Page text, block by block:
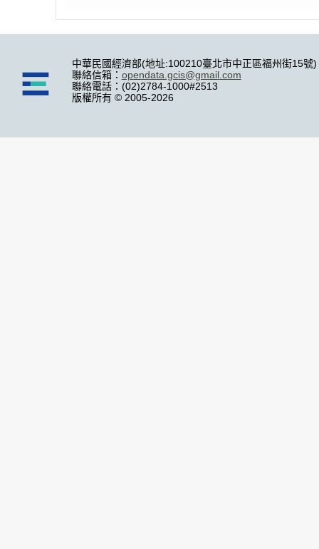
中華民國經濟部(地址:100210臺北市中正區福州街15號)
聯絡信箱： opendata.gcis@gmail.com
聯絡電話：(02)2784-1000#2513
版權所有 © 2005-2026